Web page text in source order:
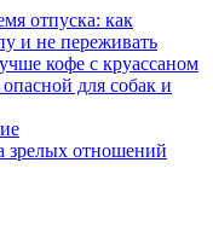
отпуска: как
и не переживать
кофе с круассаном
для собак и
зрелых отношений